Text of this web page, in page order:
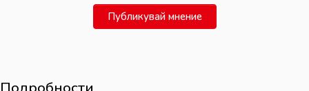
Публикувай мнение